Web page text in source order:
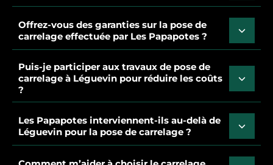
Offrez-vous des garanties sur la pose de
carrelage effectuée par Les Papapotes ?
Puis-je participer aux travaux de pose de
carrelage à Léguevin pour réduire les coûts
?
Les Papapotes interviennent-ils au-delà de
Léguevin pour la pose de carrelage ?